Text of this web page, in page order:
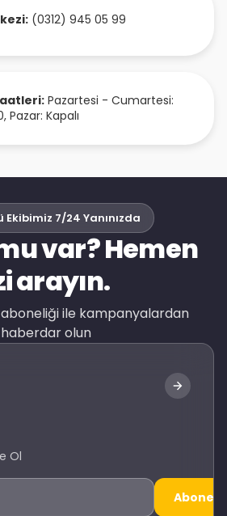
(0312) 945 05 99
Pazartesi - Cumartesi:
Pazar: Kapalı
Ekibimiz 7/24 Yanınızda
var? Hemen
arayın.
ile kampanyalardan
haberdar olun
Ol
Abone